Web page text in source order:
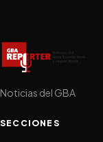
Noticias del GBA
SECCIONES